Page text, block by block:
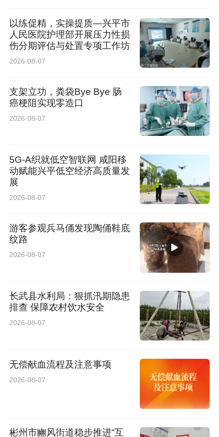
长曹小娟风趣地称为：“‘结识’一个具体行业领
域”——即让视频能力与具体行业深度绑定，形成
西安欧亚学院与西部电影集团的“结识”，便是一
场恰逢其时的双向奔赴。
王》《老井》……一部部享誉国际影坛，承载一
代人银幕记忆的经典之作，正是从这里，走向柏
林、戛纳和东京。那些胶片时代的荣光，至今还
如今，这座老牌电影制片基地正在经历一场静默
一个影棚，拍遍千年长安。西影XR虚拟影棚落成
投用，全国首个国家虚拟现实电影技术创新中心
正式落户。方寸影境，既可重现盛唐宫阙盛景，
图景……新一代的电影人正在这里，用影视科技
新生态接续着胶片时代的叙事野心。
中又一次走进西影的片场。
以练促精，实操提质—兴平市
人民医院护理部开展压力性损
伤分期评估与处置专项工作坊
2026-08-07
支架立功，粪袋Bye Bye 肠
癌梗阻实现零造口
2026-08-07
5G-A织就低空智联网 咸阳移
动赋能兴平低空经济高质量发
展
2026-08-07
游客参观兵马俑发现陶俑鞋底
纹路
2026-08-07
长武县水利局：狠抓汛期隐患
排查 保障农村饮水安全
2026-08-07
无偿献血流程及注意事项
2026-08-07
彬州市豳风街道稳步推进“互